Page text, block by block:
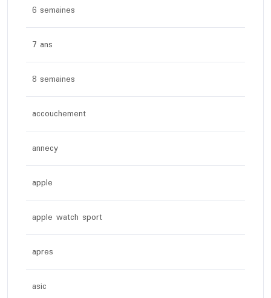
6 semaines
7 ans
8 semaines
accouchement
annecy
apple
apple watch sport
apres
asic